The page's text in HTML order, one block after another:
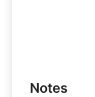
Notes